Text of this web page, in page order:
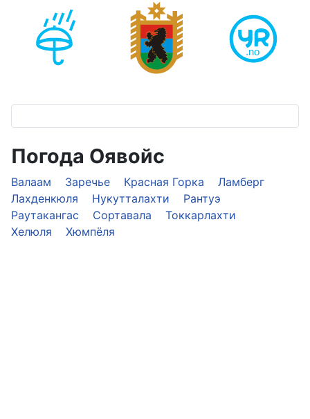
Погода Оявойс
Валаам Заречье Красная Горка
Ламберг
Лахденкюля
Нукутталахти
Рантуэ
Раутакангас
Сортавала
Токкарлахти
Хелюля
Хюмпёля